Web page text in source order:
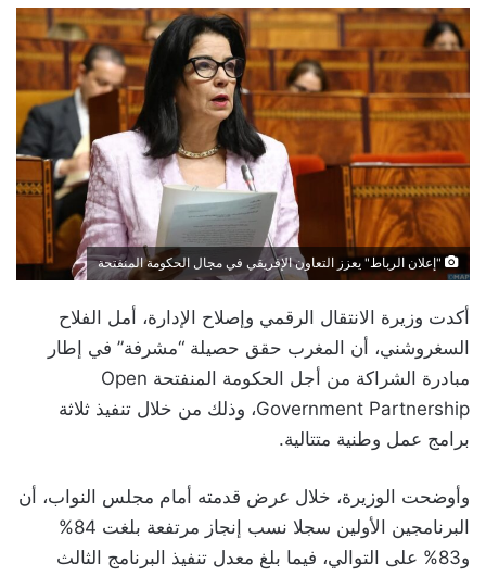
"إعلان الرباط" يعزز التعاون الإفريقي في مجال الحكومة المنفتحة
أكدت وزيرة الانتقال الرقمي وإصلاح الإدارة، أمل الفلاح
السغروشني، أن المغرب حقق حصيلة “مشرفة” في إطار
مبادرة الشراكة من أجل الحكومة المنفتحة Open
Government Partnership، وذلك من خلال تنفيذ ثلاثة
برامج عمل وطنية متتالية.
وأوضحت الوزيرة، خلال عرض قدمته أمام مجلس النواب، أن
البرنامجين الأولين سجلا نسب إنجاز مرتفعة بلغت 84%
و83% على التوالي، فيما بلغ معدل تنفيذ البرنامج الثالث